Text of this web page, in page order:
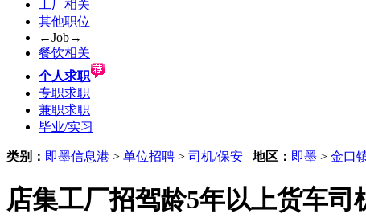
工厂相关
其他职位
←Job→
餐饮相关
个人求职
专职求职
兼职求职
毕业/实习
类别： 即墨信息港 > 单位招聘 > 司机/保安 地区： 即墨 > 金口
店集工厂招驾龄5年以上货车司